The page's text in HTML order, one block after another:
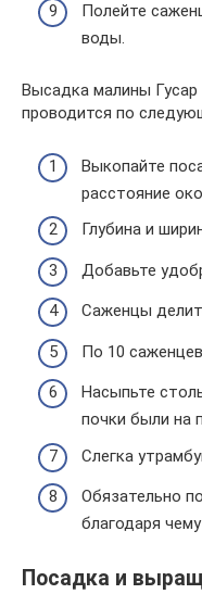
Полейте
воды.
Высадка малины Гусар
проводится по
Выкопайте
расстояние
Глубина и
Добавьте
Саженцы
По 10
Насыпьте
почки были на
Слегка
Обязательно
благодаря
Посадка и